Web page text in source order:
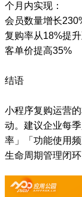
个月内实现：
会员数量增长
复购率从18%提
客单价提高35%
结语
小程序复购运营
动。建议企业每
率」「功能使用
生命周期管理闭环